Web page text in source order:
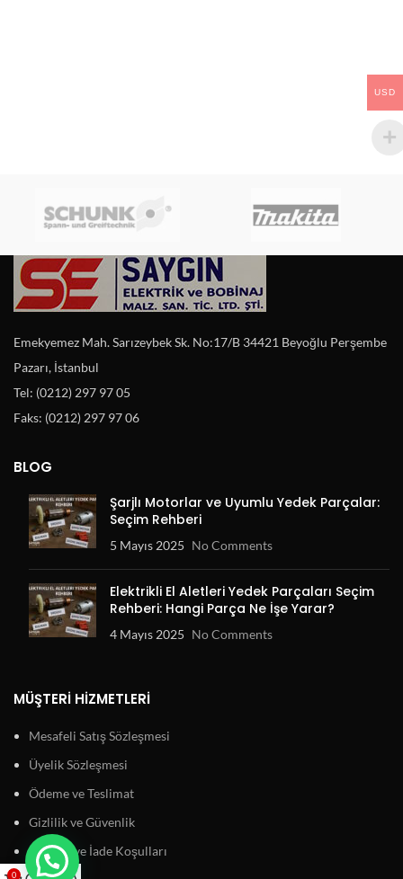
Emekyemez Mah. Sarızeybek Sk. No:17/B 34421 Beyoğlu Perşembe
Pazarı, İstanbul
Tel: (0212) 297 97 05
Faks: (0212) 297 97 06
BLOG
Şarjlı Motorlar ve Uyumlu Yedek Parçalar:
Seçim Rehberi
5 Mayıs 2025 No Comments
Elektrikli El Aletleri Yedek Parçaları Seçim
Rehberi: Hangi Parça Ne İşe Yarar?
4 Mayıs 2025 No Comments
MÜŞTERI HIZMETLERI
Mesafeli Satış Sözleşmesi
Üyelik Sözleşmesi
Ödeme ve Teslimat
Gizlilik ve Güvenlik
Garanti ve İade Koşulları
USD
0